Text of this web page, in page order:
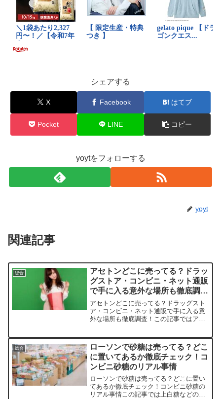
シェアする
X Facebook はてブ
Pocket LINE コピー
yoytをフォローする
yoyt
関連記事
総合
アセトンどこに売ってる？ドラッ
グストア・コンビニ・ネット通販
で手に入る意外な場所も徹底調
査！
アセトンどこに売ってる？ドラッグスト
ア・コンビニ・ネット通販で手に入る意
外な場所も徹底調査！この記事ではアセ
ます。急に必要になって困った経験、あ
りませんか？店舗商品例価...
総合
ローソンで砂糖は売ってる？どこ
に置いてあるか徹底チェック！コ
ンビニ砂糖のリアル事情
ローソンで砂糖は売ってる？どこに置い
てあるか徹底チェック！コンビニ砂糖の
リアル事情この記事では上白糖などの砂